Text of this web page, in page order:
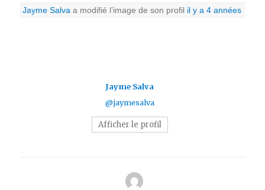
Jayme Salva a modifié l’image de son profil il y a 4 années
Jayme Salva
@jaymesalva
Afficher le profil